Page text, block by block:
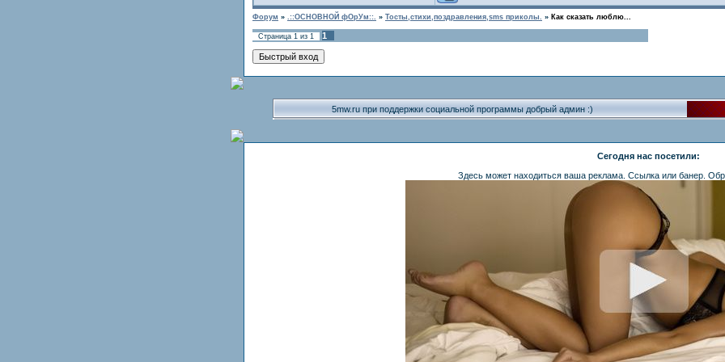
Форум » .::ОСНОВНОЙ фОрУм::. » Тосты,стихи,поздравления,sms приколы. » Как сказать люблю...
Страница 1 из 1 1
5mw.ru при поддержки социальной программы добрый админ :)
Сегодня нас посетили:
Здесь может находиться ваша реклама. Ссылка или банер.